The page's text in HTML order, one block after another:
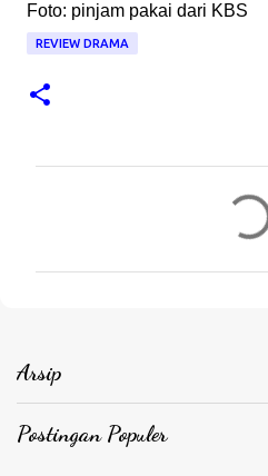
Foto: pinjam pakai dari KBS
REVIEW DRAMA
a
Arsip
Postingan Populer